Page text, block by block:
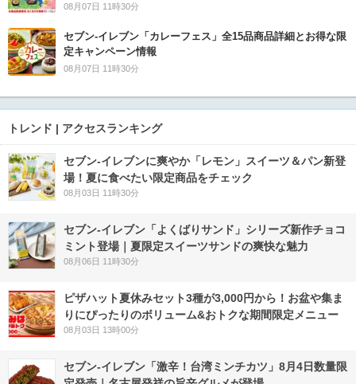
08月07日 11時30分
セブン‐イレブン「カレーフェス」全15品商品詳細とお得な限
定キャンペーン情報
08月07日 11時30分
トレンド | アクセスランキング
セブン‐イレブンに爽やか「レモン」スイーツ＆パン新登
場！夏に食べたい限定商品をチェック
08月03日 11時30分
セブン‐イレブン「よくばりサンド」シリーズ新作チョコ
ミント登場｜夏限定スイーツサンドの爽快な魅力
08月06日 11時30分
ピザハット夏休みセット3種が3,000円から！お盆や集ま
りにぴったりのボリューム&おトクな期間限定メニュー
08月03日 13時00分
セブン-イレブン「激辛！台湾ミンチカツ」8月4日数量限